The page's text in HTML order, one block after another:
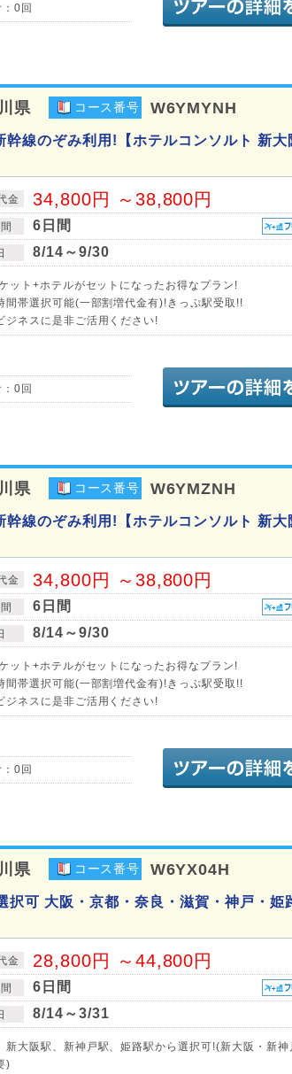
0回
県 コース番号 W6YMYNH
線のぞみ利用!【ホテルコンソルト 新大
金 34,800円 ～38,800円
6日間
8/14～9/30
ット+ホテルがセットになったお得なプラン!
間帯選択可能(一部割増代金有)!きっぷ駅受取!!
ジネスに是非ご活用ください!
0回
県 コース番号 W6YMZNH
線のぞみ利用!【ホテルコンソルト 新大
金 34,800円 ～38,800円
6日間
8/14～9/30
ット+ホテルがセットになったお得なプラン!
間帯選択可能(一部割増代金有)!きっぷ駅受取!!
ジネスに是非ご活用ください!
0回
県 コース番号 W6YX04H
択可 大阪・京都・奈良・滋賀・神戸・姫
金 28,800円 ～44,800円
6日間
8/14～3/31
新大阪駅、新神戸駅、姫路駅から選択可!(新大阪・新神
)